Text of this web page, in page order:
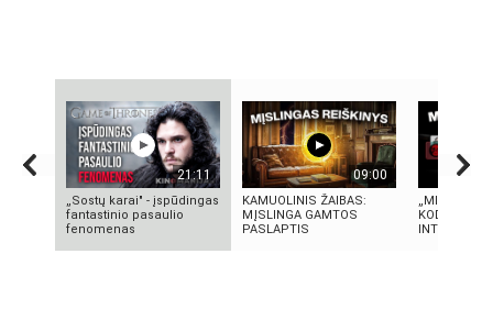
21:11
„Sostų karai" - įspūdingas
fantastinio pasaulio
fenomenas
09:00
KAMUOLINIS ŽAIBAS:
MĮSLINGA GAMTOS
PASLAPTIS
„MIRĘS
KODĖL
INTERNETO